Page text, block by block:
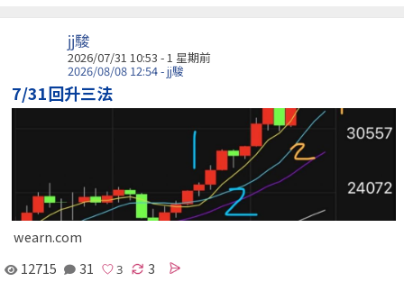
jj駿
2026/07/31 10:53 - 1 星期前
2026/08/08 12:54 - jj駿
7/31回升三法
wearn.com
12715
31 3